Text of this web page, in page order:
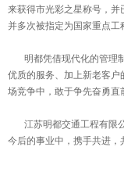
来获得市光彩之星称号，并
并多次被指定为国家重点工
明都凭借现代化的管理制
优质的服务、加上新老客
场竞争中，敢于争先奋勇直
江苏明都交通工程有限公
今后的事业中，携手共进，